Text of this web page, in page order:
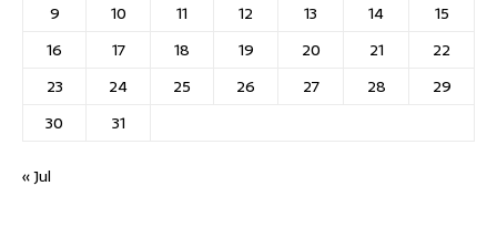
9
10 11 12 13 14
15
16
17 18 19 20 21
22
23
24 25 26 27 28
29
30
31
« Jul